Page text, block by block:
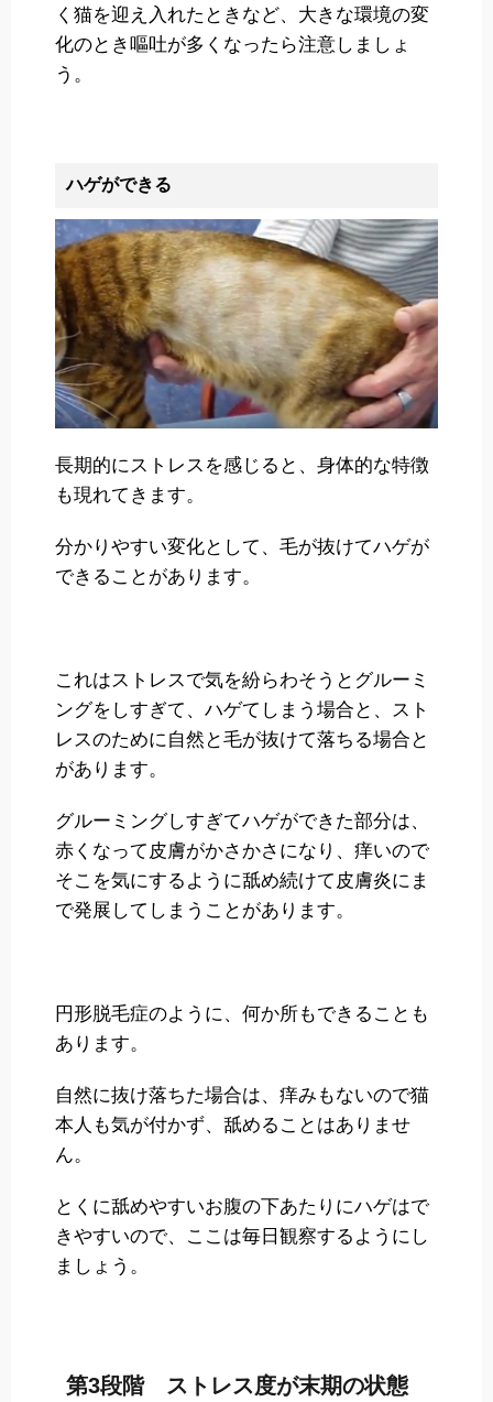
く猫を迎え入れたときなど、大きな環境の変
化のとき嘔吐が多くなったら注意しましょ
う。
ハゲができる
長期的にストレスを感じると、身体的な特徴
も現れてきます。
分かりやすい変化として、毛が抜けてハゲが
できることがあります。
これはストレスで気を紛らわそうとグルーミ
ングをしすぎて、ハゲてしまう場合と、スト
レスのために自然と毛が抜けて落ちる場合と
があります。
グルーミングしすぎてハゲができた部分は、
赤くなって皮膚がかさかさになり、痒いので
そこを気にするように舐め続けて皮膚炎にま
で発展してしまうことがあります。
円形脱毛症のように、何か所もできることも
あります。
自然に抜け落ちた場合は、痒みもないので猫
本人も気が付かず、舐めることはありませ
ん。
とくに舐めやすいお腹の下あたりにハゲはで
きやすいので、ここは毎日観察するようにし
ましょう。
第3段階 ストレス度が末期の状態